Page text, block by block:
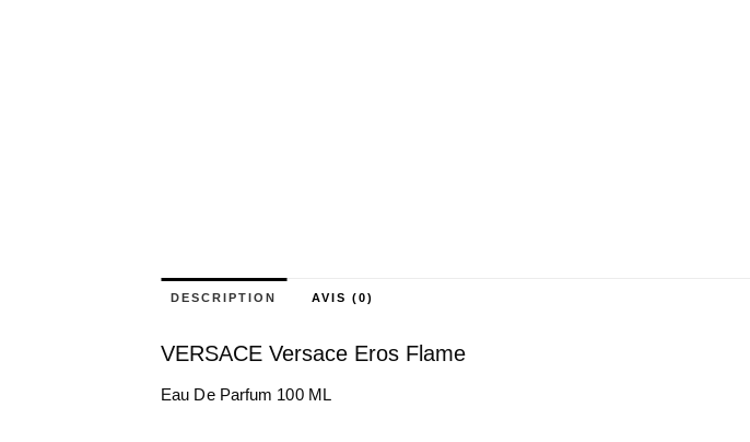
DESCRIPTION AVIS (0)
VERSACE Versace Eros Flame
Eau De Parfum 100 ML